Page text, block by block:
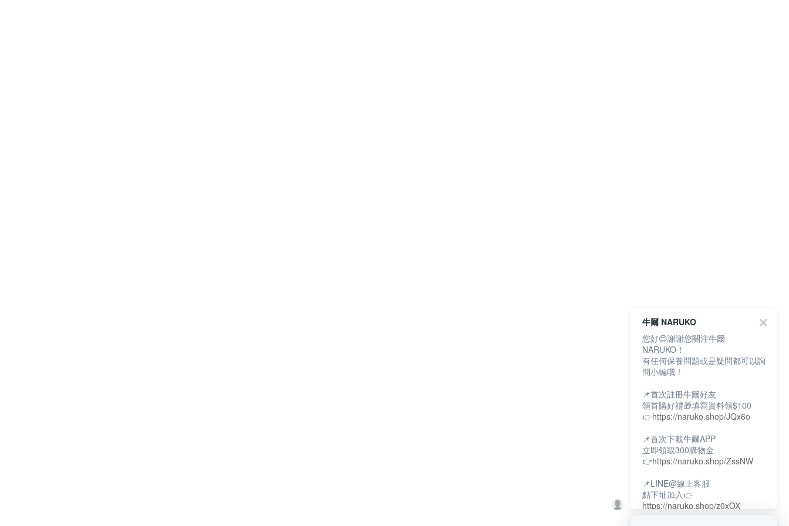
牛爾 NARUKO
您好😊謝謝您關注牛爾
NARUKO！
有任何保養問題或是疑問都可以詢
問小編哦！
📌首次註冊牛爾好友
領首購好禮🎁填寫資料領$100
👉https://naruko.shop/JQx6o
📌首次下載牛爾APP
立即領取300購物金
👉https://naruko.shop/ZssNW
📌LINE@線上客服
點下址加入👉
https://naruko.shop/z0xOX